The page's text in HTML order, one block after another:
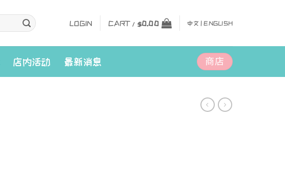
LOGIN CART / $0.00 中文 | ENGLISH
店内活动 最新消息 商店